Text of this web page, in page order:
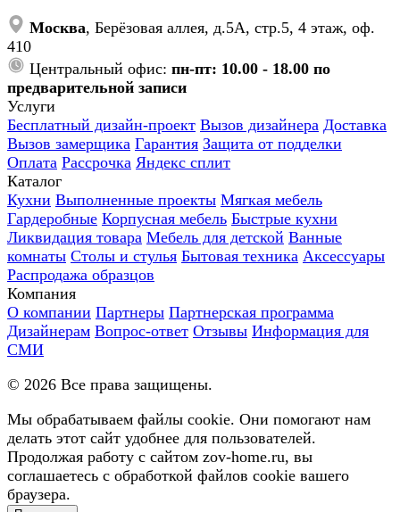
Москва, Берёзовая аллея, д.5А, стр.5, 4 этаж, оф.
410
Центральный офис: пн-пт: 10.00 - 18.00 по
предварительной записи
Услуги
Бесплатный дизайн-проект Вызов дизайнера Доставка
Вызов замерщика Гарантия Защита от подделки
Оплата Рассрочка Яндекс сплит
Каталог
Кухни Выполненные проекты Мягкая мебель
Гардеробные Корпусная мебель Быстрые кухни
Ликвидация товара Мебель для детской Ванные
комнаты Столы и стулья Бытовая техника Аксессуары
Распродажа образцов
Компания
О компании Партнеры Партнерская программа
Дизайнерам Вопрос-ответ Отзывы Информация для
СМИ
© 2026 Все права защищены.
Мы обрабатываем файлы cookie. Они помогают нам
делать этот сайт удобнее для пользователей.
Продолжая работу с сайтом zov-home.ru, вы
соглашаетесь с обработкой файлов cookie вашего
браузера.